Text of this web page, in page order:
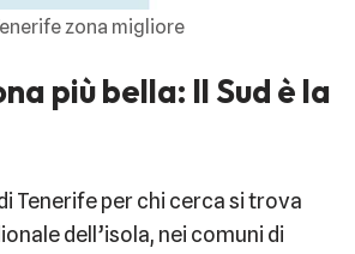
zona migliore
più bella: Il Sud è la
Tenerife per chi cerca si trova
dell’isola, nei comuni di